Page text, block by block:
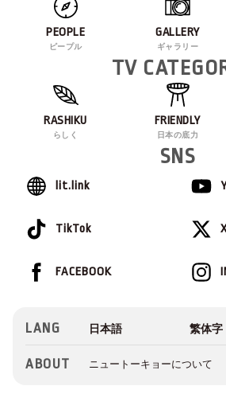
PEOPLE
ピープル
GALLERY
ギャラリー
TV
RASHIKU
らしく
FRIENDLY
日本の底力
SNS
lit.link
TikTok
FACEBOOK
LANG
ABOUT ニュートーキョーについて